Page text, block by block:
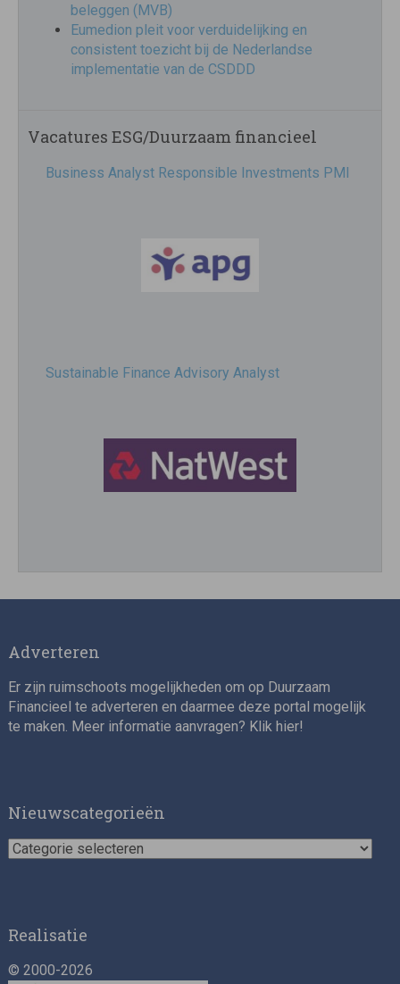
beleggen (MVB)
Eumedion pleit voor verduidelijking en
consistent toezicht bij de Nederlandse
implementatie van de CSDDD
Vacatures ESG/Duurzaam financieel
Business Analyst Responsible Investments PMI
Sustainable Finance Advisory Analyst
Director, Impact Investing
Asset Management Internship – Responsible
Adverteren
Er zijn ruimschoots mogelijkheden om op Duurzaam
Financieel te adverteren en daarmee deze portal mogelijk
te maken. Meer informatie aanvragen? Klik hier!
Nieuwscategorieën
Nieuwscategorieën
Realisatie
© 2000-2026